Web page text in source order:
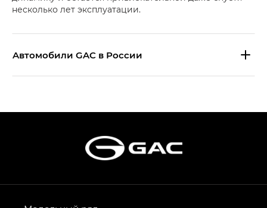
несколько лет эксплуатации.
Aвтомобили GAC в России
Эс Икс ПРЕМИУМ — SX PREMIUM
S7 — Эс 7 (S7) в комплектациях
Эс Икс ПРЕМИУМ — SX PREMIUM, Эс Тэ — ST
в комплектации Экс ПРЕМИУМ — EX PREMIUM